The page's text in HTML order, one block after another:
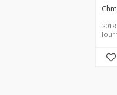
=
the
2018